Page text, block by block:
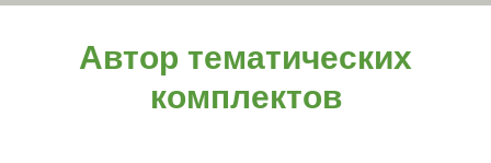
Автор тематических
комплектов